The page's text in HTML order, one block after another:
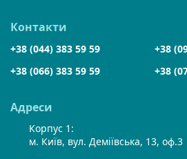
Адреси
Корпус 1:
м. Київ, вул. Деміївська, 13, оф.3
Контакти
+38 (044) 383 59 59
+38
+38 (066) 383 59 59
+38